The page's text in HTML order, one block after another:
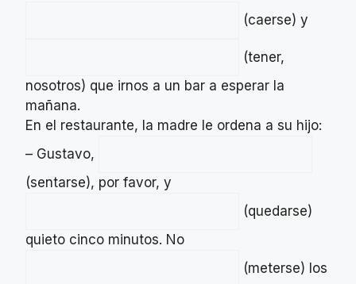
(caerse) y
(tener,
nosotros) que irnos a un bar a esperar la
mañana.
En el restaurante, la madre le ordena a su hijo:
– Gustavo,
(sentarse), por favor, y
(quedarse)
quieto cinco minutos. No
(meterse) los